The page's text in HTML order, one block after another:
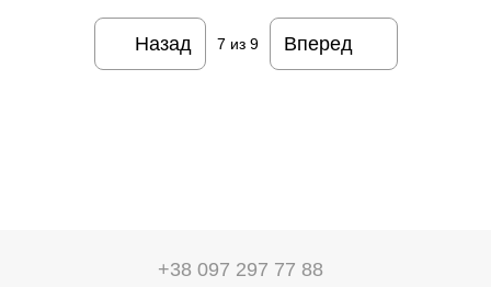
Назад 7 из 9 Вперед
+38 097 297 77 88